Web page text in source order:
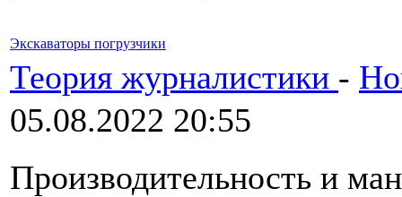
Экскаваторы погрузчики
Теория журналистики -
05.08.2022 20:55
Производительность и